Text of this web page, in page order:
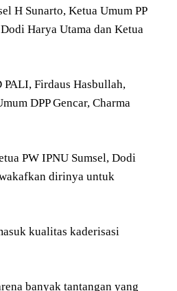
H Sunarto, Ketua Umum PP
Harya Utama dan Ketua
Firdaus Hasbullah,
DPP Gencar, Charma
PW IPNU Sumsel, Dodi
dirinya untuk
kualitas kaderisasi
banyak tantangan yang